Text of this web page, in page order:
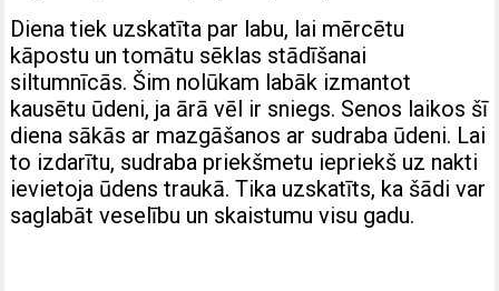
Diena tiek uzskatīta par labu, lai mērcētu
kāpostu un tomātu sēklas stādīšanai
siltumnīcās. Šim nolūkam labāk izmantot
kausētu ūdeni, ja ārā vēl ir sniegs. Senos laikos šī
diena sākās ar mazgāšanos ar sudraba ūdeni. Lai
to izdarītu, sudraba priekšmetu iepriekš uz nakti
ievietoja ūdens traukā. Tika uzskatīts, ka šādi var
saglabāt veselību un skaistumu visu gadu.